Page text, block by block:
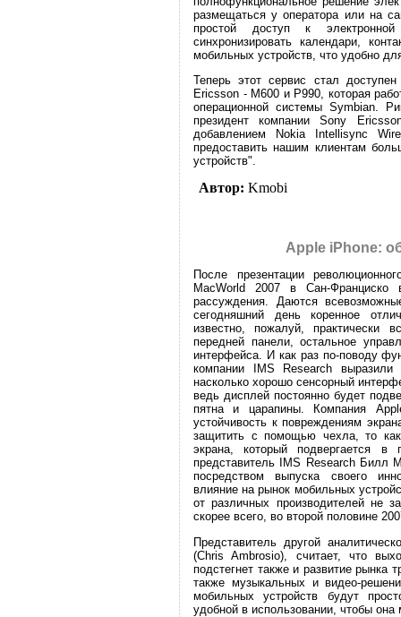
размещаться у оператора или на
простой доступ к
синхронизировать календари,
мобильных устройств, что удобно
Теперь этот сервис стал
Ericsson - M600 и P990, которая
операционной системы Symbian.
президент компании Sony
добавлением Nokia Intellisync
предоставить нашим клиентам
устройств".
Автор: Kmobi
Apple iPhonе:
После презентации
MacWorld 2007 в Сан-
рассуждения. Даются
сегодняшний день коренное
известно, пожалуй, практически
передней панели, остальное
интерфейса. И как раз по-поводу
компании IMS Research
насколько хорошо сенсорный
ведь дисплей постоянно будет
пятна и царапины. Компания
устойчивость к повреждениям
защитить с помощью чехла, то
экрана, который подвергается
представитель IMS Research Билл
посредством выпуска своего
влияние на рынок мобильных
от различных производителей не
скорее всего, во второй половине
Представитель другой
(Chris Ambrosio), считает, что
подстегнет также и развитие рынка
также музыкальных и видео-
мобильных устройств будут
удобной в использовании, чтобы она